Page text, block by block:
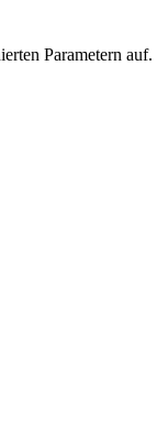
Parametern auf.